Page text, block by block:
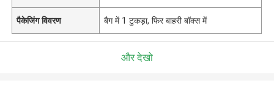
पैकेजिंग विवरण बैग में 1 टुकड़ा, फिर बाहरी बॉक्स में
और देखो